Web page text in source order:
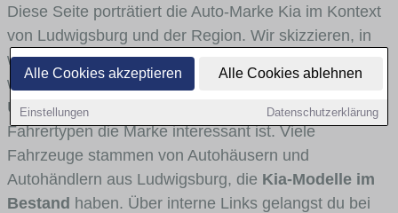
Alle Cookies akzeptieren Alle Cookies ablehnen
Einstellungen Datenschutzerklärung
Diese Seite porträtiert die Auto-Marke Kia im Kontext
von Ludwigsburg und der Region. Wir skizzieren, in
welchen Fahrzeugklassen Kia stark vertreten ist,
welche Modellreihen häufig im Stadt- und
Umlandverkehr zu sehen sind und für welche
Fahrertypen die Marke interessant ist. Viele
Fahrzeuge stammen von Autohäusern und
Autohändlern aus Ludwigsburg, die Kia-Modelle im
Bestand haben. Über interne Links gelangst du bei